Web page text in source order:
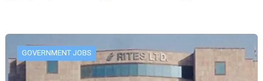
GOVERNMENT JOBS